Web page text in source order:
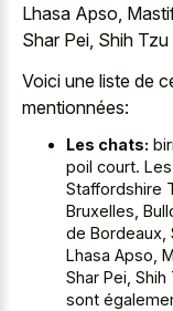
Lhasa Apso,
Shar Pei, Shih
Voici une liste de
mentionnées:
Les chats:
poil court.
Staffordshire
Bruxelles,
de Bordeaux,
Lhasa Apso,
Shar Pei,
sont